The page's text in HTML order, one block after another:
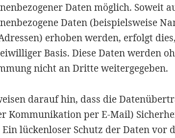
Daten möglich. Soweit
Daten (beispielsweise
erhoben werden, erfolgt
Basis. Diese Daten werden
nicht an Dritte weitergegeben.
darauf hin, dass die
Kommunikation per E-Mail)
Ein lückenloser Schutz der Daten vor